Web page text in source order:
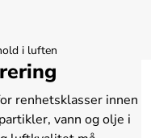
i luften
renhetsklasser innen
vann og olje i